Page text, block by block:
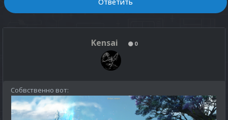
Ответить
Kensai 0
Собвственно вот: